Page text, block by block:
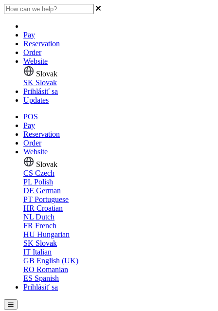
Pay
Reservation
Order
Website
Slovak
SK Slovak
Prihlásiť sa
Updates
POS
Pay
Reservation
Order
Website
Slovak
CS Czech
PL Polish
DE German
PT Portuguese
HR Croatian
NL Dutch
FR French
HU Hungarian
SK Slovak
IT Italian
GB English (UK)
RO Romanian
ES Spanish
Prihlásiť sa